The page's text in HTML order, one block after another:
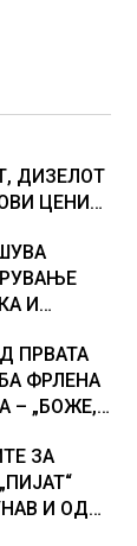
ДИЗЕЛОТ
ЦЕНИ
И
на
Србија
ПРВАТА
ФРЛЕНА
– „БОЖЕ,
во
и
ЗА
И ОД